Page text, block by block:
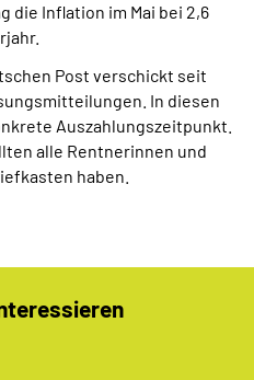
die Inflation im Mai bei 2,6
Post verschickt seit
In diesen
Auszahlungszeitpunkt.
alle Rentnerinnen und
haben.